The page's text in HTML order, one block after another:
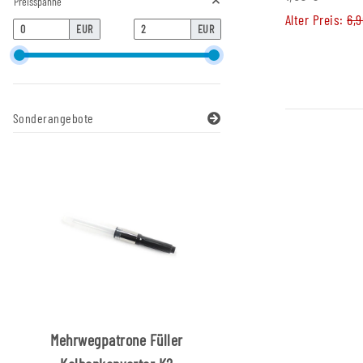
Alter Preis:
EUR EUR
Sonderangebote
Mehrwegpatrone Füller